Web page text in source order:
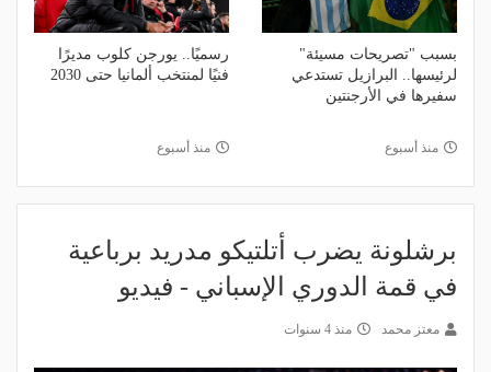
بسبب "تصريحات مسيئة"
لرئيسها.. البرازيل تستدعي
سفيرها في الأرجنتين
منذ أسبوع
رسميًا.. يورجن كلوب مديرًا
فنيًا لمنتخب ألمانيا حتى 2030
منذ أسبوع
برشلونة يضرب أتلتيكو مدريد برباعية
في قمة الدوري الإسباني - فيديو
معتز محمد منذ 4 سنوات